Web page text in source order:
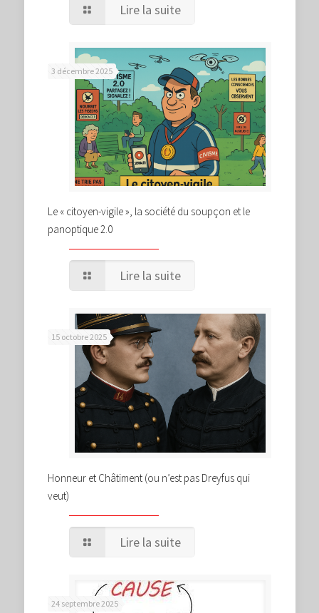
Lire la suite
3 décembre 2025
Le « citoyen-vigile », la société du soupçon et le
panoptique 2.0
Lire la suite
15 octobre 2025
Honneur et Châtiment (ou n’est pas Dreyfus qui
veut)
Lire la suite
24 septembre 2025